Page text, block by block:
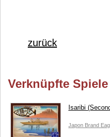
zurück
Verknüpfte Spiele
Isaribi
Japon Brand